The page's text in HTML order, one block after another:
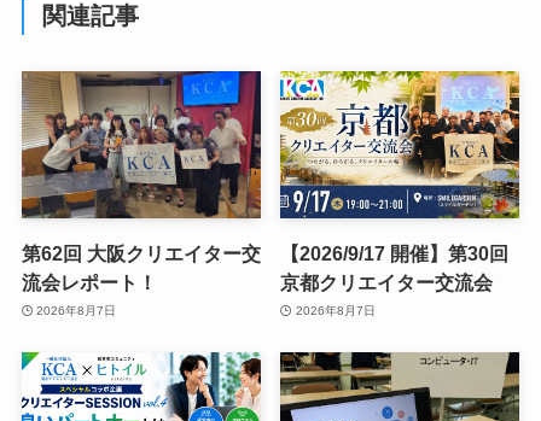
関連記事
第62回 大阪クリエイター交
流会レポート！
2026年8月7日
【2026/9/17 開催】第30回
京都クリエイター交流会
2026年8月7日